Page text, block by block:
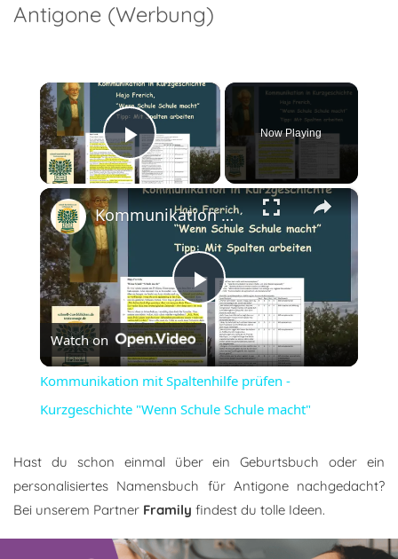
Antigone (Werbung)
×
Play Video
Now Playing
×
Play
Video
Kommunikation mit Spaltenhilfe prüfen - Kurzgeschichte "Wenn Schule Schule macht"
Watch on
Kommunikation mit Spaltenhilfe prüfen -
Kurzgeschichte "Wenn Schule Schule macht"
Hast du schon einmal über ein Geburtsbuch oder ein
personalisiertes Namensbuch für Antigone nachgedacht?
Bei unserem Partner Framily findest du tolle Ideen.